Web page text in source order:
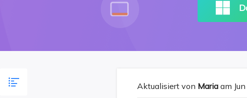
Aktualisiert von Maria am